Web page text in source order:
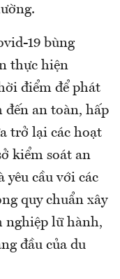
19 bùng
thực hiện
điểm để phát
đến an toàn, hấp
trở lại các hoạt
kiểm soát an
cầu với các
quy chuẩn xây
nghiệp lữ hành,
đầu của du